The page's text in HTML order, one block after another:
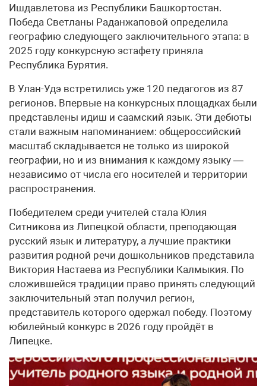
Ишдавлетова из Республики Башкортостан.
Победа Светланы Раданжаповой определила
географию следующего заключительного этапа: в
2025 году конкурсную эстафету приняла
Республика Бурятия.
В Улан-Удэ встретились уже 120 педагогов из 87
регионов. Впервые на конкурсных площадках были
представлены идиш и саамский язык. Эти дебюты
стали важным напоминанием: общероссийский
масштаб складывается не только из широкой
географии, но и из внимания к каждому языку —
независимо от числа его носителей и территории
распространения.
Победителем среди учителей стала Юлия
Ситникова из Липецкой области, преподающая
русский язык и литературу, а лучшие практики
развития родной речи дошкольников представила
Виктория Настаева из Республики Калмыкия. По
сложившейся традиции право принять следующий
заключительный этап получил регион,
представитель которого одержал победу. Поэтому
юбилейный конкурс в 2026 году пройдёт в
Липецке.